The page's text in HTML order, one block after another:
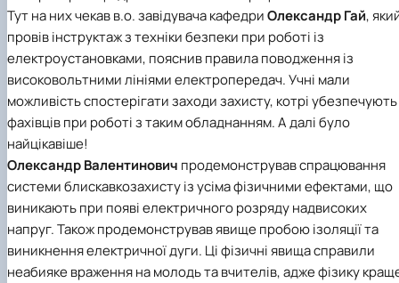
Тут на них чекав в.о. завідувача кафедриОлександр Гай,
провів інструктаж з техніки безпеки при роботі із
електроустановками, пояснив правила поводження із
високовольтними лініями електропередач. Учні мали
можливість спостерігати заходи захисту, котрі убезпечують
фахівців при роботі з таким обладнанням. А далі було
найцікавіше!
Олександр Валентинович продемонстрував спрацювання
системи блискавкозахисту із усіма фізичними ефектами, що
виникають при появі електричного розряду надвисоких
напруг. Також продемонстрував явище пробою ізоляції та
виникнення електричної дуги. Ці фізичні явища справили
неабияке враження на молодь та вчителів, адже фізику